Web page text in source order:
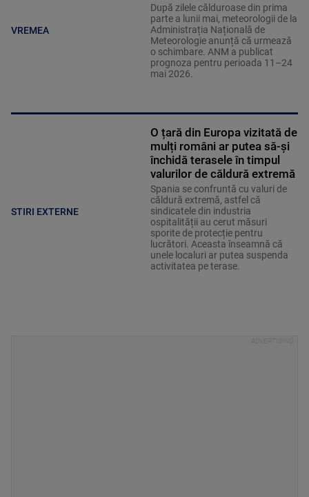
VREMEA
După zilele călduroase din prima
parte a lunii mai, meteorologii de la
Administrația Națională de
Meteorologie anunță că urmează
o schimbare. ANM a publicat
prognoza pentru perioada 11–24
mai 2026.
STIRI EXTERNE
O țară din Europa vizitată de
mulți români ar putea să-și
închidă terasele în timpul
valurilor de căldură extremă
Spania se confruntă cu valuri de
căldură extremă, astfel că
sindicatele din industria
ospitalității au cerut măsuri
sporite de protecție pentru
lucrători. Aceasta înseamnă că
unele localuri ar putea suspenda
activitatea pe terase.